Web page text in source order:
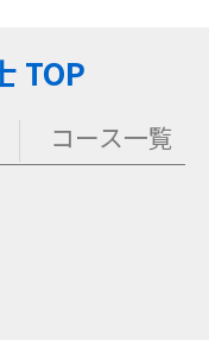
TOP
コース一覧